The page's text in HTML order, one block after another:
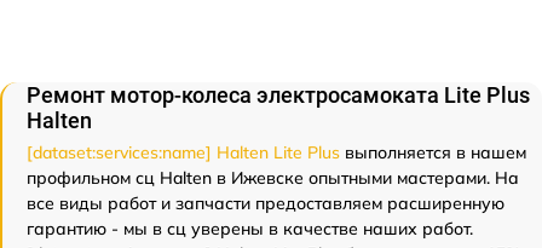
Ремонт мотор-колеса электросамоката Lite Plus
Halten
[dataset:services:name] Halten Lite Plus выполняется в нашем
профильном сц Halten в Ижевске опытными мастерами. На
все виды работ и запчасти предоставляем расширенную
гарантию - мы в сц уверены в качестве наших работ.